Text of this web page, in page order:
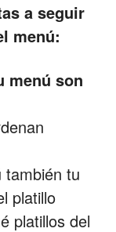
a seguir
menú:
menú son
también tu
platillo
platillos del